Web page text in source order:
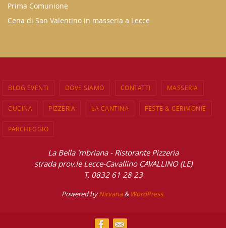
Prima Comunione
Cena di San Valentino in masseria a Lecce
BLOG EVENTI DOVE SIAMO CONTATTI MASSERIA
CUCINA PIZZERIA LA CANTINA FESTE & CERIMONIE
PARCHEGGIO
La Bella 'mbriana - Ristorante Pizzeria
strada prov.le Lecce-Cavallino CAVALLINO (LE)
T. 0832 61 28 23
Powered byNirvana& WordPress.